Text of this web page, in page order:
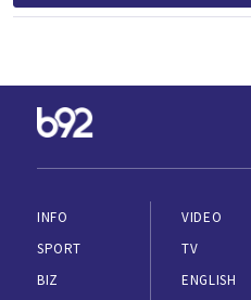
INFO
SPORT
BIZ
VIDEO
TV
ENGLISH